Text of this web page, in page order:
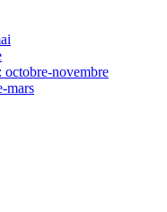
octobre-novembre
mars